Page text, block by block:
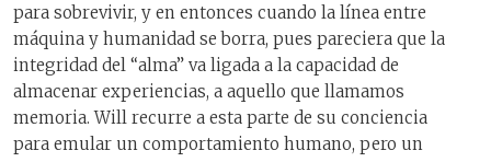
para sobrevivir, y en entonces cuando la línea entre
máquina y humanidad se borra, pues pareciera que la
integridad del “alma” va ligada a la capacidad de
almacenar experiencias, a aquello que llamamos
memoria. Will recurre a esta parte de su conciencia
para emular un comportamiento humano, pero un